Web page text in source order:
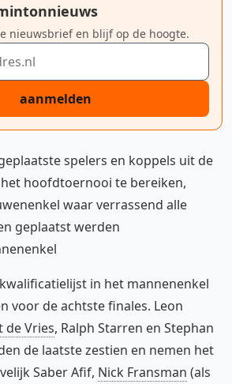
nieuwsbrief en blijf op de hoogte.
aanmelden
spelers en koppels uit de
hoofdtoernooi te bereiken,
waar verrassend alle
geplaatst werden
in het mannenenkel
voor de achtste finales. Leon
de Vries, Ralph Starren en Stephan
de laatste zestien en nemen het
Saber Afif, Nick Fransman (als